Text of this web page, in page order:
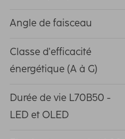
Angle de faisceau
Classe d'efficacité
énergétique (A à G)
Durée de vie L70B50 -
LED et OLED